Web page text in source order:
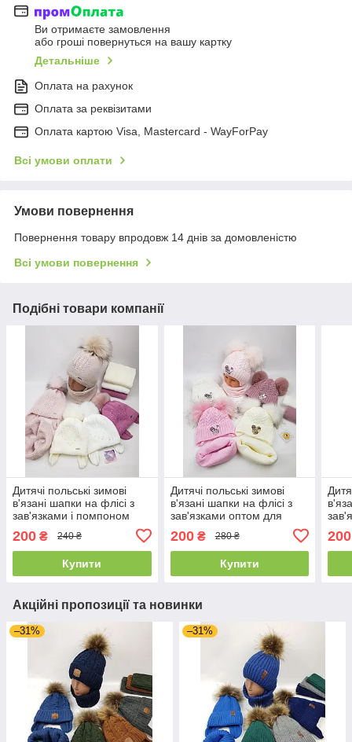
Ви отримаєте замовлення
або гроші повернуться на вашу картку
Детальніше
Оплата на рахунок
Оплата за реквізитами
Оплата картою Visa, Mastercard - WayForPay
Всі умови оплати
Умови повернення
Повернення товару впродовж 14 днів за домовленістю
Всі умови повернення
Подібні товари компанії
Дитячі польські зимові
в'язані шапки на флісі з
зав'язками і помпоном
оптом для дівчат, р.48-50,
Grans
200 ₴ 240 ₴
Купити
Дитячі польські зимові
в'язані шапки на флісі з
зав'язками оптом для
(Польща)
200₴ 280 ₴
Купити
48,
200
Акційні пропозиції та новинки
–31% –31%